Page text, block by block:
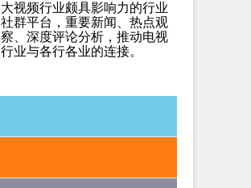
大视频行业颇具影响力的行业
社群平台，重要新闻、热点观
察、深度评论分析，推动电视
行业与各行各业的连接。